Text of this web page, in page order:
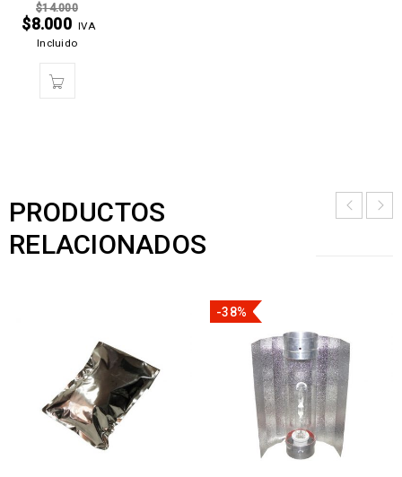
$14.000
$8.000 IVA
Incluido
PRODUCTOS
RELACIONADOS
-38%